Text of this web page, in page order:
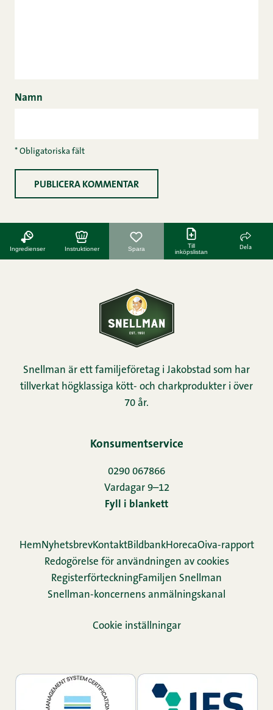
Namn
* Obligatoriska fält
Ingredienser Instruktioner Spara
Till
inköpslistan
Dela
Snellman är ett familjeföretag i Jakobstad som har
tillverkat högklassiga kött- och charkprodukter i över
70 år.
Konsumentservice
0290 067866
Vardagar 9–12
Fyll i blankett
HemNyhetsbrevKontaktBildbankHorecaOiva-rapport
Redogörelse för användningen av cookies
Re­gis­ter­för­teck­ningFamiljen Snellman
Snellman-koncernens anmälningskanal
Cookie inställningar